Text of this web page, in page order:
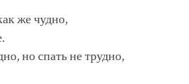
же чудно,
но спать не трудно,